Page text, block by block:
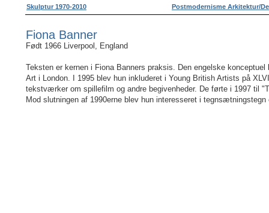
Skulptur 1970-2010
Postmodernisme Arkitektur/
Fiona Banner
Født 1966 Liverpool, England
Teksten er kernen i Fiona Banners praksis. Den engelske
Art i London. I 1995 blev hun inkluderet i Young British Artists på
tekstværker om spillefilm og andre begivenheder. De førte i 1997 til
Mod slutningen af 1990erne blev hun interesseret i